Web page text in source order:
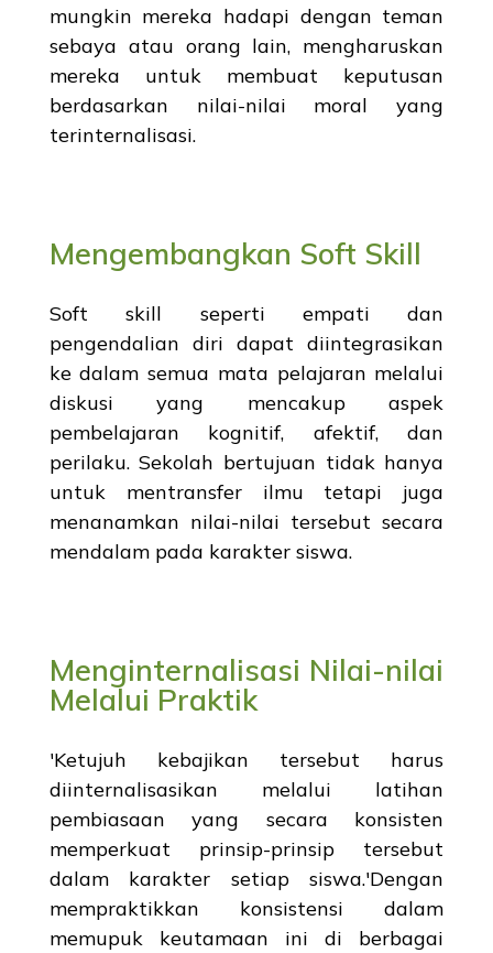
mungkin mereka hadapi dengan teman
sebaya atau orang lain, mengharuskan
mereka untuk membuat keputusan
berdasarkan nilai-nilai moral yang
terinternalisasi.
Mengembangkan Soft Skill
Soft skill seperti empati dan
pengendalian diri dapat diintegrasikan
ke dalam semua mata pelajaran melalui
diskusi yang mencakup aspek
pembelajaran kognitif, afektif, dan
perilaku. Sekolah bertujuan tidak hanya
untuk mentransfer ilmu tetapi juga
menanamkan nilai-nilai tersebut secara
mendalam pada karakter siswa.
Menginternalisasi Nilai-nilai
Melalui Praktik
'Ketujuh kebajikan tersebut harus
diinternalisasikan melalui latihan
pembiasaan yang secara konsisten
memperkuat prinsip-prinsip tersebut
dalam karakter setiap siswa.'Dengan
mempraktikkan konsistensi dalam
memupuk keutamaan ini di berbagai